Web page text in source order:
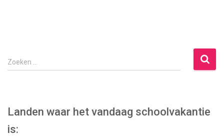
Z
o
e
n
Zoeken …
Landen waar het vandaag schoolvakantie
is: